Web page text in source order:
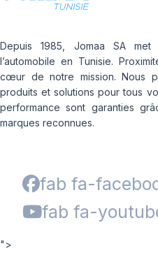
Depuis 1985, Jomaa SA
l’automobile en Tunisie.
cœur de notre mission. Nous
produits et solutions pour tous
performance sont garanties
marques reconnues.
fab fa-
fab fa-
">